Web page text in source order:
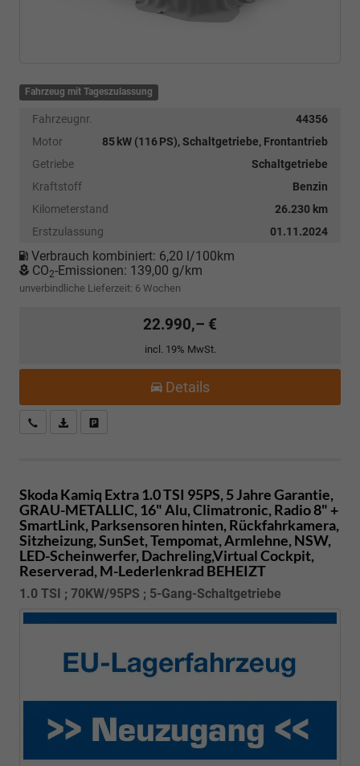
Fahrzeug mit Tageszulassung
Fahrzeugnr.
44356
Motor
85 kW (116 PS), Schaltgetriebe, Frontantrieb
Getriebe
Schaltgetriebe
Kraftstoff
Benzin
Kilometerstand
26.230 km
Erstzulassung
01.11.2024
Verbrauch kombiniert: 6,20 l/100km
CO2-Emissionen: 139,00 g/km
unverbindliche Lieferzeit: 6 Wochen
22.990,– €
incl. 19% MwSt.
Details
Kostenloser Rückruf-Service
PDF-Datei, Fahrzeugexposé drucken
Skoda Kamiq Extra 1.0 TSI 95PS, 5 Jahre Garantie,
GRAU-METALLIC, 16" Alu, Climatronic, Radio 8" +
SmartLink, Parksensoren hinten, Rückfahrkamera,
Sitzheizung, SunSet, Tempomat, Armlehne, NSW,
LED-Scheinwerfer, Dachreling,Virtual Cockpit,
Reserverad, M-Lederlenkrad BEHEIZT
1.0 TSI ; 70KW/95PS ; 5-Gang-Schaltgetriebe